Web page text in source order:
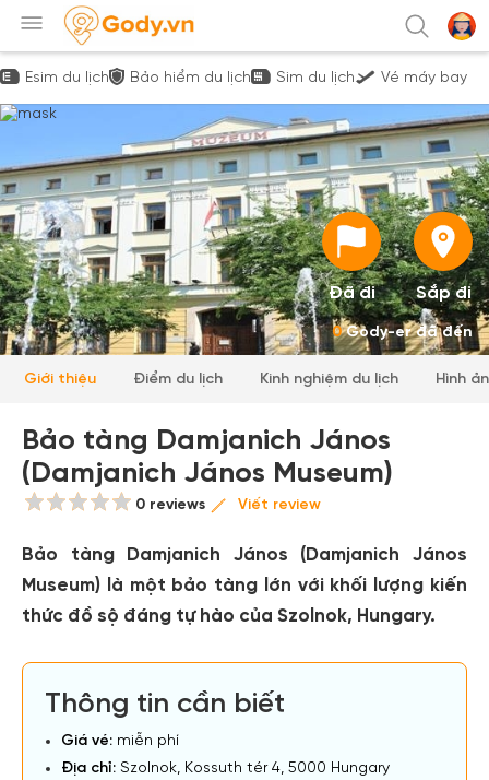
Esim du lịch Bảo hiểm du lịch Sim du lịch Vé máy bay
Đã đi Sắp đi
0Gody-er đã đến
Giới thiệu Điểm du lịch Kinh nghiệm du lịch Hình
Bảo tàng Damjanich János
(Damjanich János Museum)
0 reviews Viết review
Bảo tàng Damjanich János (Damjanich János
Museum) là một bảo tàng lớn với khối lượng kiến
thức đồ sộ đáng tự hào của Szolnok, Hungary.
Thông tin cần biết
Giá vé: miễn phí
Địa chỉ: Szolnok, Kossuth tér 4, 5000 Hungary